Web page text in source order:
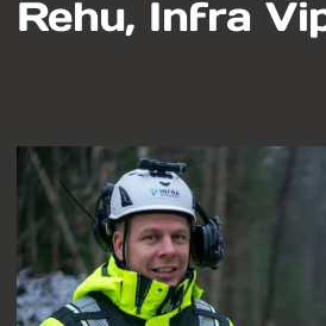
Rehu, Infra